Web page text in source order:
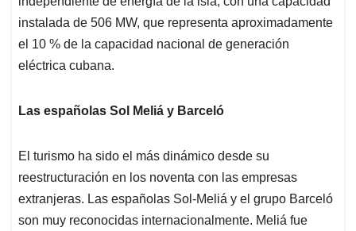
instalada de 506 MW, que representa aproximadamente
el 10 % de la capacidad nacional de generación
eléctrica cubana.
Las españolas Sol Meliá y Barceló
El turismo ha sido el más dinámico desde su
reestructuración en los noventa con las empresas
extranjeras. Las españolas Sol-Meliá y el grupo Barceló
son muy reconocidas internacionalmente. Meliá fue